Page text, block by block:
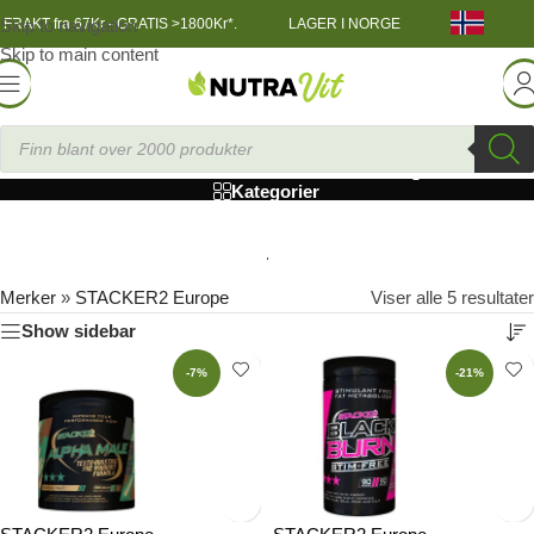
Skip to navigation
Skip to main content
FRAKT fra 67Kr - GRATIS >1800Kr*. LAGER I NORGE
STACKER2 Europe
Kategorier
Merker » STACKER2 Europe
Viser alle 5 resultater
Show sidebar
-7% -21%